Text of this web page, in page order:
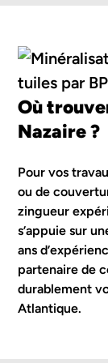
Où
Nazaire ?
Pour vos
ou de
zingueur
s’appuie sur
ans
partenaire de
durablement
Atlantique.